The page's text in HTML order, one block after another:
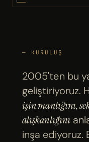
— KURULUŞ
2005'ten bu
geliştiriyoruz.
işin mantığını,
alışkanlığını
inşa ediyoruz.